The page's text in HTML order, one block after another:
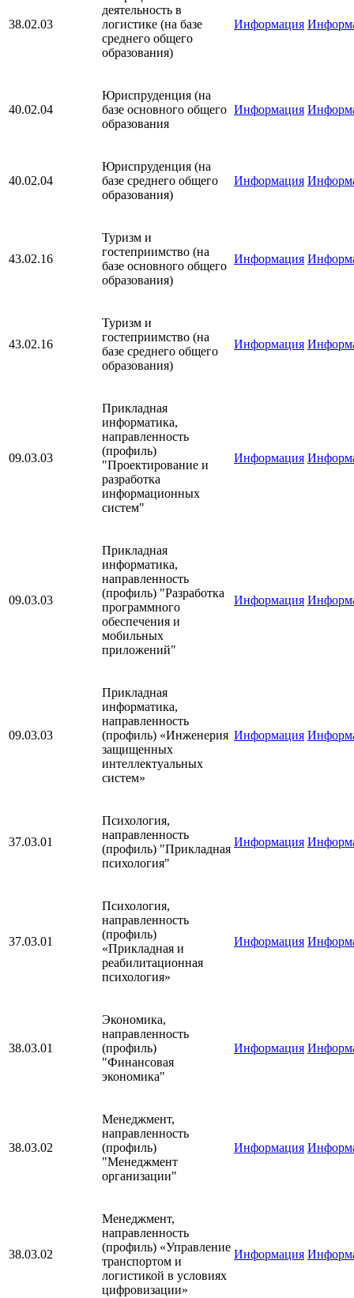
38.02.03
деятельность в
логистике (на базе
среднего общего
образования)
Информация
40.02.04
Юриспруденция (на
базе основного общего
образования
Информация
40.02.04
Юриспруденция (на
базе среднего общего
образования)
Информация
43.02.16
Туризм и
гостеприимство (на
базе основного общего
образования)
Информация
43.02.16
Туризм и
гостеприимство (на
базе среднего общего
образования)
Информация
09.03.03
Прикладная
информатика,
направленность
(профиль)
"Проектирование и
разработка
информационных
систем"
Информация
09.03.03
Прикладная
информатика,
направленность
(профиль) "Разработка
программного
обеспечения и
мобильных
приложений"
Информация
09.03.03
Прикладная
информатика,
направленность
(профиль) «Инженерия
защищенных
интеллектуальных
систем»
Информация
37.03.01
Психология,
направленность
(профиль) "Прикладная
психология"
Информация
37.03.01
Психология,
направленность
(профиль)
«Прикладная и
реабилитационная
психология»
Информация
38.03.01
Экономика,
направленность
(профиль)
"Финансовая
экономика"
Информация
38.03.02
Менеджмент,
направленность
(профиль)
"Менеджмент
организации"
Информация
38.03.02
Менеджмент,
направленность
(профиль) «Управление
транспортом и
логистикой в условиях
цифровизации»
Информация